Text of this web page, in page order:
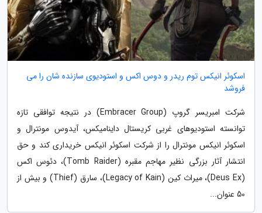
اسکوئر انیکس توم ریدر و دوس اکس و استودیوی سازنده شان را می
فروشد
شرکت امبریسر گروپ (Embracer Group) در نتیجه توافقی تازه
توانسته استودیوهای غربی کریستال داینامیکس، آیدوس مونترال و
اسکوئر انیکس مونترال را از شرکت اسکوئر انیکس خریداری کند و حق
انتشار آثار بزرگی نظیر مهاجم مقبره (Tomb Raider)، دئوس اکس
(Deus Ex)، میراث کین (Legacy of Kain)، سارق (Thief) و بیش از
50 عنوان...